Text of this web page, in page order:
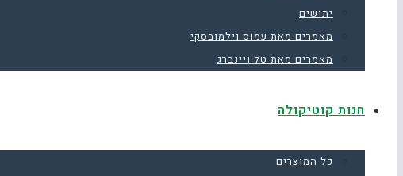
יתושים
מאמרים מאת עמוס וילמובסקי
מאמרים מאת טל ויינברג
חנות קוטיקולה
כל המוצרים